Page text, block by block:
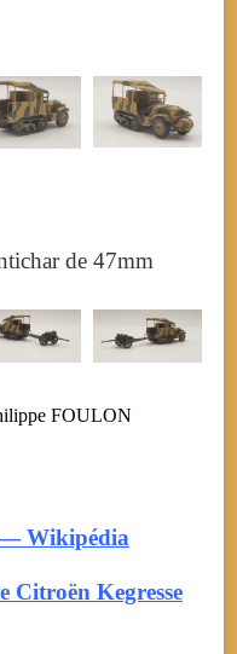
de 47mm
FOULON
— Wikipédia
Citroën Kegresse